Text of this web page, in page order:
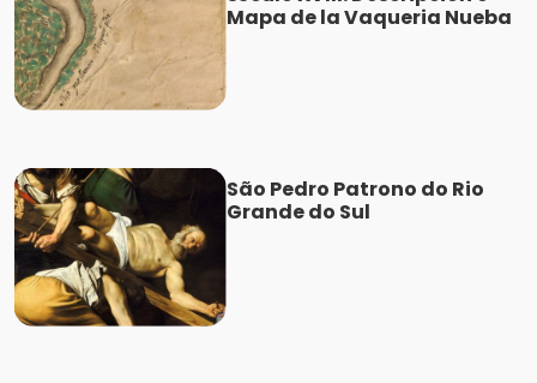
Mapa de la Vaqueria Nueba
São Pedro Patrono do Rio
Grande do Sul